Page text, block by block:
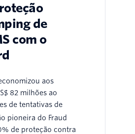
de
com o
aos
82 milhões ao
de tentativas de
pioneira do Fraud
de proteção contra